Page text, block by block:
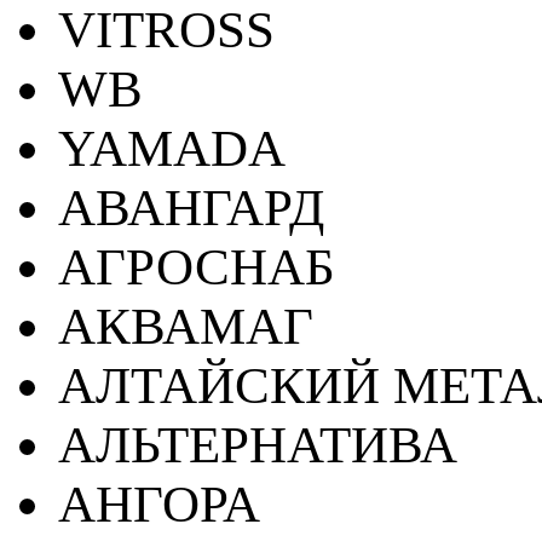
VITROSS
WB
YAMADA
АВАНГАРД
АГРОСНАБ
АКВАМАГ
АЛТАЙСКИЙ
АЛЬТЕРНАТИВА
АНГОРА